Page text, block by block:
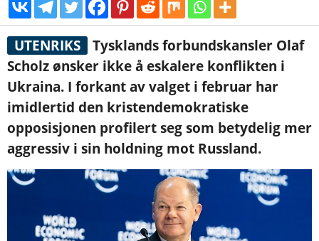
UTENRIKS
Tysklands forbundskansler Olaf
Scholz ønsker ikke å eskalere konflikten i
Ukraina. I forkant av valget i februar har
imidlertid den kristendemokratiske
opposisjonen profilert seg som betydelig mer
aggressiv i sin holdning mot Russland.